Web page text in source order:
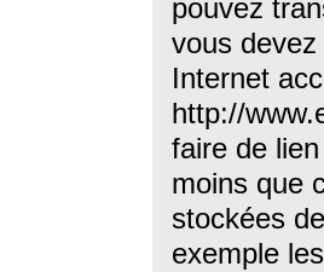
pouvez
vous
Internet
http://
faire de
moins que
stockées
exemple